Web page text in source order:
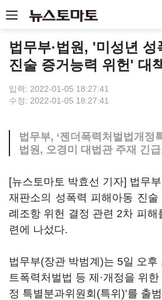
법무부·법원, '미성년
진술 증거능력 위헌' 대
입력: 2022-01-05 18:27:41
수정: 2022-01-05 18:27:41
법무부, ‘젠더폭력처벌법개정
법원, 오경미 대법관 주재 긴급
[뉴스토마토 박효선 기자] 법무
재판소의 성폭력 피해아동 진
례조항 위헌 결정 관련 2차 피
련에 나섰다.
법무부(장관 박범계)는 5일 오후
트폭력처벌법 등 제·개정을 위한
정 특별분과위원회(특위)’를 출